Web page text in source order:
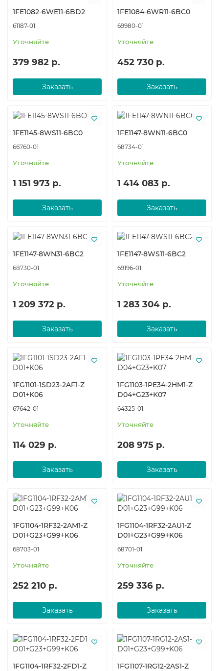
1FE1082-6WE11-6BD2
61187-01
Уточняйте
379 982 р.
Заказать
1FE1084-6WR11-6BC0
69980-01
Уточняйте
452 730 р.
Заказать
1FE1145-8WS11-6BC0
66760-01
Уточняйте
1 151 973 р.
Заказать
1FE1147-8WN11-6BC0
68734-01
Уточняйте
1 414 083 р.
Заказать
1FE1147-8WN31-6BC2
68730-01
Уточняйте
1 209 372 р.
Заказать
1FE1147-8WS11-6BC2
69196-01
Уточняйте
1 283 304 р.
Заказать
1FG1101-1SD23-2AF1-Z
D01+K06
67642-01
Уточняйте
114 029 р.
Заказать
1FG1103-1PE34-2HM1-Z
D04+​G23+​K07
64325-01
Уточняйте
208 975 р.
Заказать
1FG1104-1RF32-2AM1-Z
D01+G23+G99+K06
68703-01
Уточняйте
252 210 р.
Заказать
1FG1104-1RF32-2AU1-Z
D01+G23+G99+K06
68701-01
Уточняйте
259 336 р.
Заказать
1FG1104-1RF32-2FD1-Z 1FG1107-1RG12-2AS1-Z